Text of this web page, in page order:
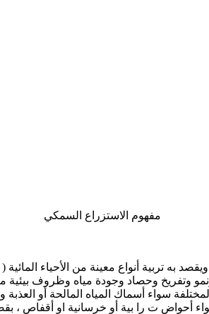
مفهوم الاستزراع السمكي
به تربية أنواع معينة من الأحياء
وتفريخ وحصاد وجودة مياه وظروف بيئية
سواء أسماك المياه المالحة أو
أحواض ت را بية أو خرسانية او أقفاص ،